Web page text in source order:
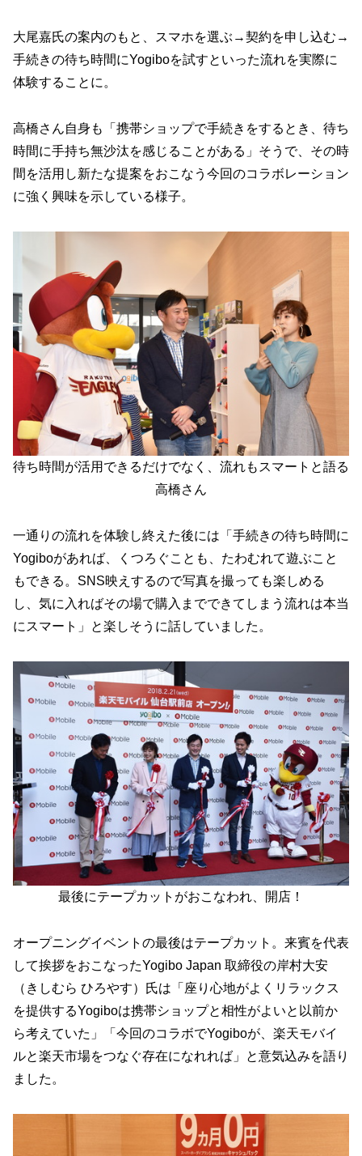
大尾嘉氏の案内のもと、スマホを選ぶ→契約を申し込む→
手続きの待ち時間にYogiboを試すといった流れを実際に
体験することに。
高橋さん自身も「携帯ショップで手続きをするとき、待ち
時間に手持ち無沙汰を感じることがある」そうで、その時
間を活用し新たな提案をおこなう今回のコラボレーション
に強く興味を示している様子。
待ち時間が活用できるだけでなく、流れもスマートと語る
高橋さん
一通りの流れを体験し終えた後には「手続きの待ち時間に
Yogiboがあれば、くつろぐことも、たわむれて遊ぶこと
もできる。SNS映えするので写真を撮っても楽しめる
し、気に入ればその場で購入までできてしまう流れは本当
にスマート」と楽しそうに話していました。
最後にテープカットがおこなわれ、開店！
オープニングイベントの最後はテープカット。来賓を代表
して挨拶をおこなったYogibo Japan 取締役の岸村大安
（きしむら ひろやす）氏は「座り心地がよくリラックス
を提供するYogiboは携帯ショップと相性がよいと以前か
ら考えていた」「今回のコラボでYogiboが、楽天モバイ
ルと楽天市場をつなぐ存在になれれば」と意気込みを語り
ました。